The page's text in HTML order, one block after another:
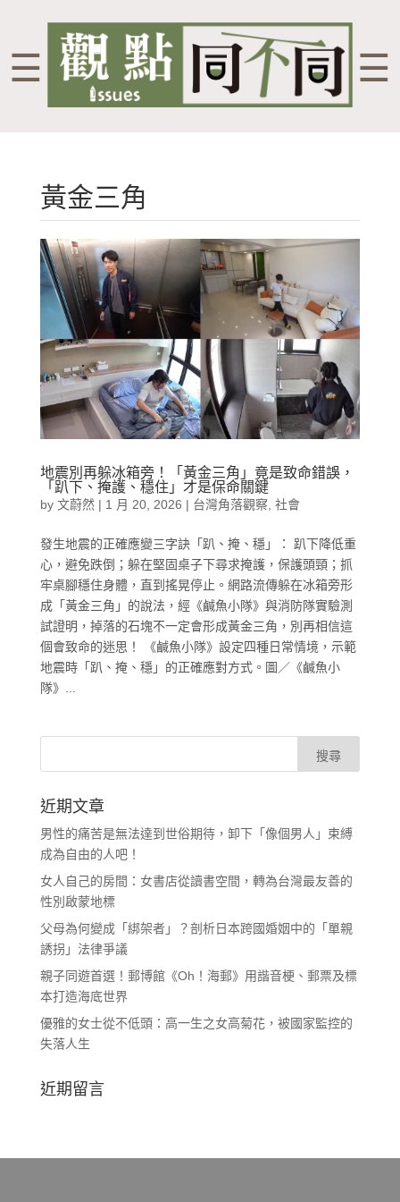
☰ ☰
黃金三角
地震別再躲冰箱旁！「黃金三角」竟是致命錯誤，
「趴下、掩護、穩住」才是保命關鍵
by 文蔚然| 1 月 20, 2026 | 台灣角落觀察 社會
發生地震的正確應變三字訣「趴、掩、穩」： 趴下降低重
心，避免跌倒；躲在堅固桌子下尋求掩護，保護頭頸；抓
牢桌腳穩住身體，直到搖晃停止。網路流傳躲在冰箱旁形
成「黃金三角」的說法，經《鹹魚小隊》與消防隊實驗測
試證明，掉落的石塊不一定會形成黃金三角，別再相信這
個會致命的迷思！ 《鹹魚小隊》設定四種日常情境，示範
地震時「趴、掩、穩」的正確應對方式。圖／《鹹魚小
隊》...
近期文章
男性的痛苦是無法達到世俗期待，卸下「像個男人」束縛
成為自由的人吧！
女人自己的房間：女書店從讀書空間，轉為台灣最友善的
性別啟蒙地標
父母為何變成「綁架者」？剖析日本跨國婚姻中的「單親
誘拐」法律爭議
親子同遊首選！郵博館《Oh！海郵》用諧音梗、郵票及標
本打造海底世界
優雅的女士從不低頭：高一生之女高菊花，被國家監控的
失落人生
近期留言